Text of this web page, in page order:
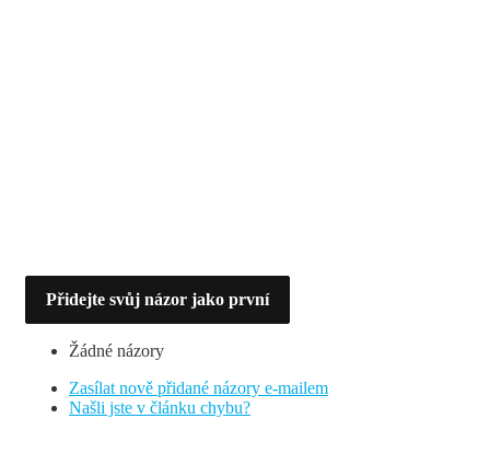
Přidejte svůj názor jako první
Žádné názory
Zasílat nově přidané názory e-mailem
Našli jste v článku chybu?